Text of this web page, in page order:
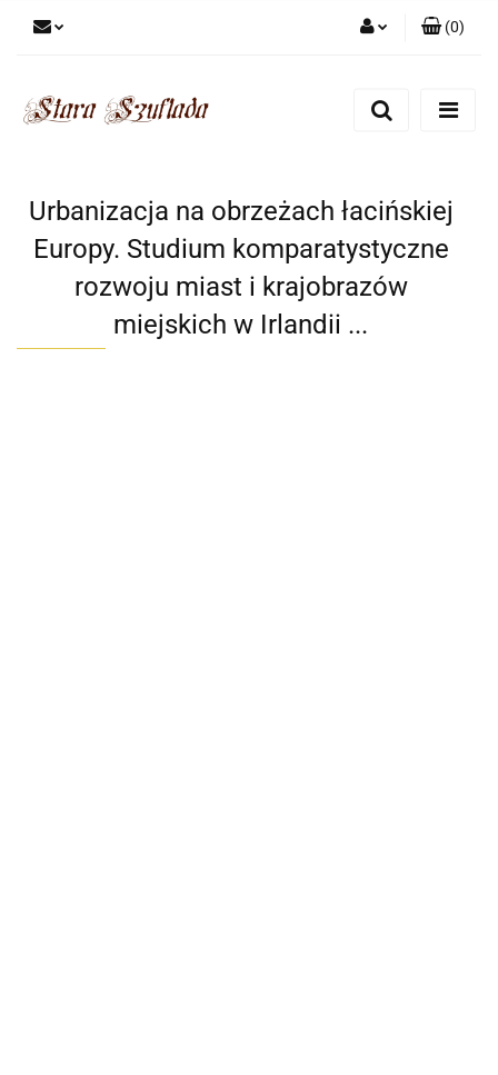
Zarejestruj się
(0)
Urbanizacja na obrzeżach łacińskiej
Europy. Studium komparatystyczne
rozwoju miast i krajobrazów
miejskich w Irlandii ...